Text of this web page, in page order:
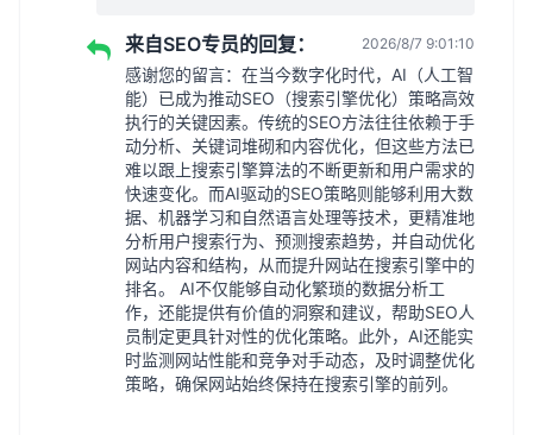
来自SEO专员的回复： 2026/8/7 9:01:10
感谢您的留言：在当今数字化时代，AI（人工智
能）已成为推动SEO（搜索引擎优化）策略高效
执行的关键因素。传统的SEO方法往往依赖于手
动分析、关键词堆砌和内容优化，但这些方法已
难以跟上搜索引擎算法的不断更新和用户需求的
快速变化。而AI驱动的SEO策略则能够利用大数
据、机器学习和自然语言处理等技术，更精准地
分析用户搜索行为、预测搜索趋势，并自动优化
网站内容和结构，从而提升网站在搜索引擎中的
排名。 AI不仅能够自动化繁琐的数据分析工
作，还能提供有价值的洞察和建议，帮助SEO人
员制定更具针对性的优化策略。此外，AI还能实
时监测网站性能和竞争对手动态，及时调整优化
策略，确保网站始终保持在搜索引擎的前列。